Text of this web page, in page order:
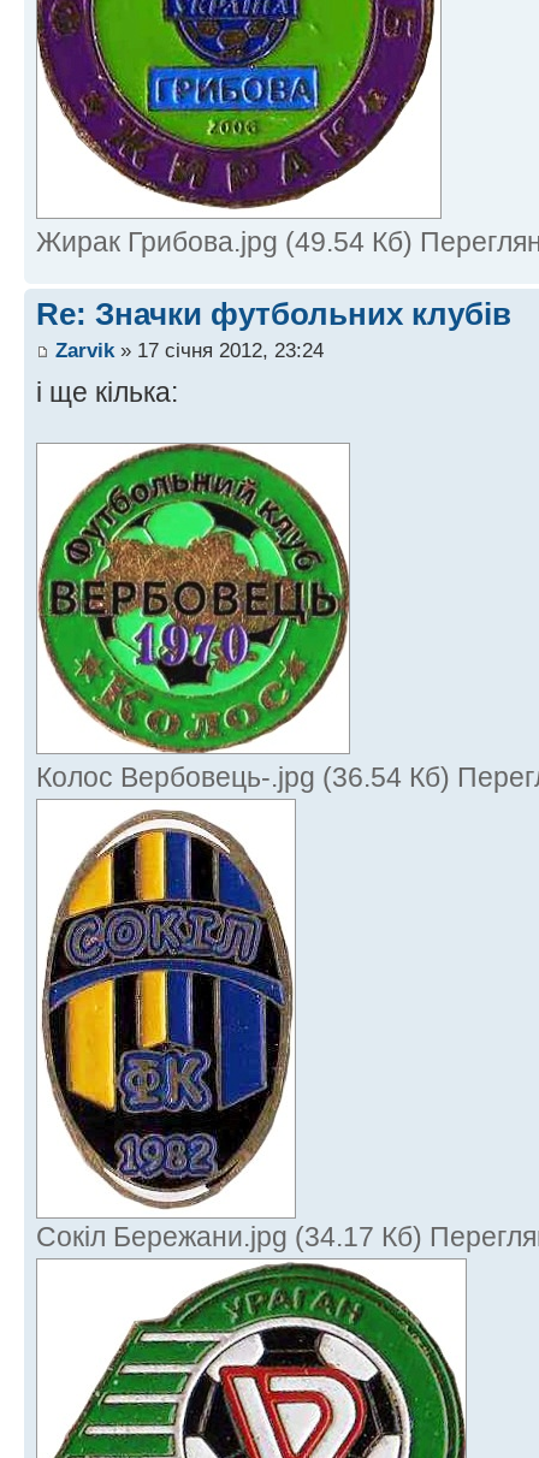
Жирак Грибова.jpg (49.54 Кб)
Re: Значки футбольних клубів
Zarvik » 17 січня 2012, 23:24
і ще кілька:
Колос Вербовець-.jpg (36.54 Кб)
Сокіл Бережани.jpg (34.17 Кб)